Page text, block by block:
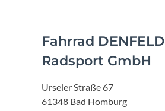
Fahrrad DENFELD
Radsport GmbH
Urseler Straße 67
61348 Bad Homburg